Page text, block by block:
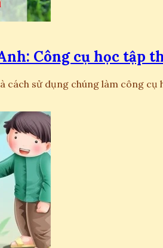
Công cụ học tập
cách sử dụng chúng làm công cụ